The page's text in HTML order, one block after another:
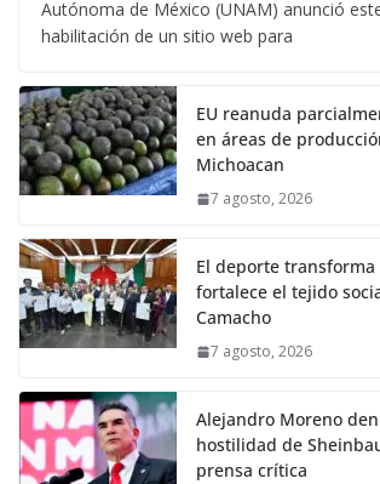
Autónoma de México (UNAM) anunció
habilitación de un sitio web para
EU reanuda
en áreas de
Michoacan
7 agosto, 2026
El deporte transforma
fortalece el tejido
Camacho
7 agosto, 2026
Alejandro Moreno
hostilidad de
prensa crítica